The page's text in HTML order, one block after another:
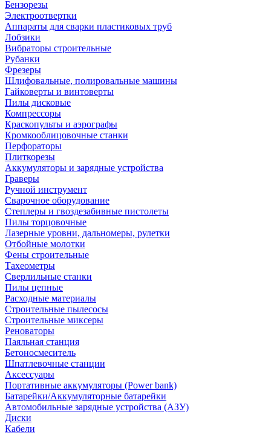
Бензорезы
Электроотвертки
Аппараты для сварки пластиковых труб
Лобзики
Вибраторы строительные
Рубанки
Фрезеры
Шлифовальные, полировальные машины
Гайковерты и винтоверты
Пилы дисковые
Компрессоры
Краскопульты и аэрографы
Кромкооблицовочные станки
Перфораторы
Плиткорезы
Аккумуляторы и зарядные устройства
Граверы
Ручной инструмент
Сварочное оборудование
Степлеры и гвоздезабивные пистолеты
Пилы торцовочные
Лазерные уровни, дальномеры, рулетки
Отбойные молотки
Фены строительные
Тахеометры
Сверлильные станки
Пилы цепные
Расходные материалы
Строительные пылесосы
Строительные миксеры
Реноваторы
Паяльная станция
Бетоносмеситель
Шпатлевочные станции
Аксессуары
Портативные аккумуляторы (Power bank)
Батарейки/Аккумуляторные батарейки
Автомобильные зарядные устройства (АЗУ)
Диски
Кабели